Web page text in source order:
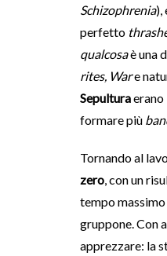
Schizophrenia),
perfetto
qualcosaè una
rites, Ware
Sepulturaerano
formare più
Tornando al
zero, con un
tempo massimo
gruppone. Con
apprezzare: la